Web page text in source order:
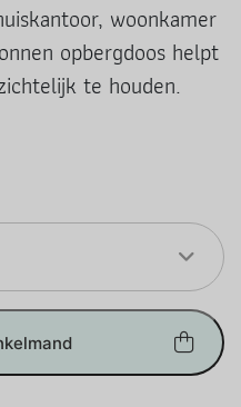
woonkamer
opbergdoos helpt
te houden.